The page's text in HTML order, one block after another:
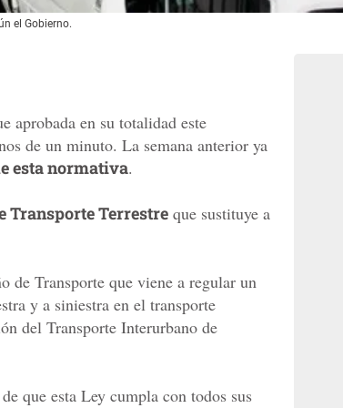
el Gobierno.
aprobada en su totalidad este
de un minuto. La semana anterior ya
esta normativa.
Transporte Terrestre que sustituye a
de Transporte que viene a regular un
y a siniestra en el transporte
del Transporte Interurbano de
que esta Ley cumpla con todos sus